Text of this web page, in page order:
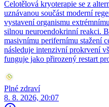
Celotělová kryoterapie se z
uznávanou součást moderní
vystavení organismu
silnou neuroendokrinní reakci.
masivnímu perifernímu stažení
následuje intenzivní prokrvení
funguje jako přirozený restart
Plné zdraví
8. 8. 2026, 20:07